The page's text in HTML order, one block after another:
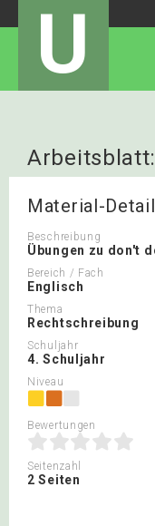
U
Material-
Beschreibung
Übungen zu don't
Bereich / Fach
Englisch
Thema
Rechtschreibung
Schuljahr
4. Schuljahr
Niveau
Bewertungen
Seitenzahl
2 Seiten